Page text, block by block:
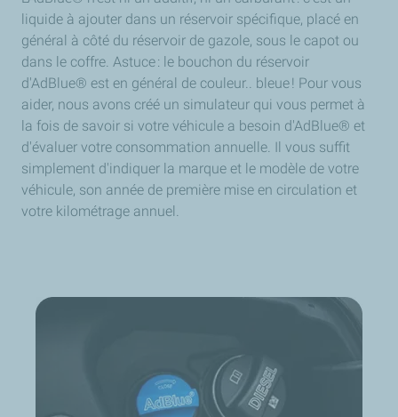
liquide à ajouter dans un réservoir spécifique, placé en
général à côté du réservoir de gazole, sous le capot ou
dans le coffre. Astuce : le bouchon du réservoir
d'AdBlue® est en général de couleur.. bleue ! Pour vous
aider, nous avons créé un simulateur qui vous permet à
la fois de savoir si votre véhicule a besoin d'AdBlue® et
d'évaluer votre consommation annuelle. Il vous suffit
simplement d'indiquer la marque et le modèle de votre
véhicule, son année de première mise en circulation et
votre kilométrage annuel.